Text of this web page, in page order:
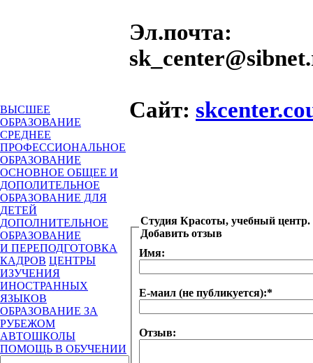
ВЫСШЕЕ
ОБРАЗОВАНИЕ
СРЕДНЕЕ
ПРОФЕССИОНАЛЬНОЕ
ОБРАЗОВАНИЕ
ОСНОВНОЕ ОБЩЕЕ И
ДОПОЛИТЕЛЬНОЕ
ОБРАЗОВАНИЕ ДЛЯ
ДЕТЕЙ
ДОПОЛНИТЕЛЬНОЕ
ОБРАЗОВАНИЕ
И ПЕРЕПОДГОТОВКА
КАДРОВ ЦЕНТРЫ
ИЗУЧЕНИЯ
ИНОСТРАННЫХ
ЯЗЫКОВ
ОБРАЗОВАНИЕ ЗА
РУБЕЖОМ
АВТОШКОЛЫ
ПОМОЩЬ В ОБУЧЕНИИ
Эл.почта:
Сайт:
Студия Красоты, учебный центр.
Добавить отзыв
Имя:
Е-маил (не публикуется):*
Отзыв: